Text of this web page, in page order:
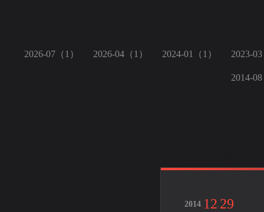
2026-07（1） 2026-04（1） 2024-01（1） 2023-
2014-
2014. 12.29